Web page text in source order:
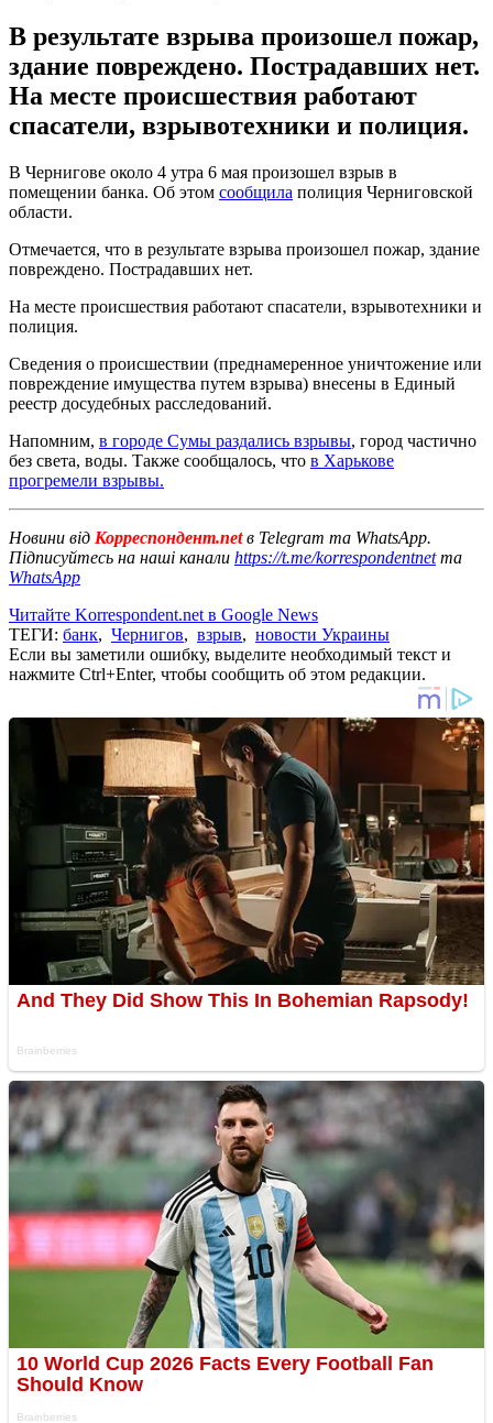
В результате взрыва произошел пожар,
здание повреждено. Пострадавших нет.
На месте происшествия работают
спасатели, взрывотехники и полиция.
В Чернигове около 4 утра 6 мая произошел взрыв в
помещении банка. Об этом сообщила полиция Черниговской
области.
Отмечается, что в результате взрыва произошел пожар, здание
повреждено. Пострадавших нет.
На месте происшествия работают спасатели, взрывотехники и
полиция.
Сведения о происшествии (преднамеренное уничтожение или
повреждение имущества путем взрыва) внесены в Единый
реестр досудебных расследований.
Напомним, в городе Сумы раздались взрывы, город частично
без света, воды. Также сообщалось, что в Харькове
прогремели взрывы.
Новини від Корреспондент.netв Telegram та WhatsApp.
Підписуйтесь на наші канали https://t.me/korrespondentnetта
WhatsApp
Читайте Korrespondent.net в Google News
ТЕГИ: банк, Чернигов, взрыв, новости Украины
Если вы заметили ошибку, выделите необходимый текст и
нажмите Ctrl+Enter, чтобы сообщить об этом редакции.